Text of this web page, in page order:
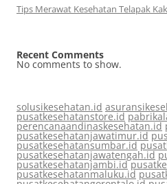
Tips Merawat Kesehatan Telapak
Recent Comments
No comments to show.
solusikesehatan.id
pusatkesehatanstore.id
perencanaandinaskesehatan.id
pusatkesehatanjawatimur.id
pusatkesehatansumbar.id
pusatkesehatanjawatengah.id
pusatkesehatanjambi.id
pusatkesehatanmaluku.id